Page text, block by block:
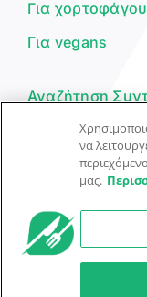
Για
Για vegans
Αναζήτηση
Υποβολή
Φόρμα
© Dorpon •
Ο βοηθός
να
μας.